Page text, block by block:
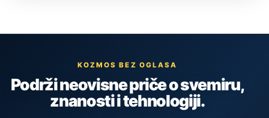
KOZMOS BEZ OGLASA
Podrži neovisne priče o svemiru,
znanosti i tehnologiji.